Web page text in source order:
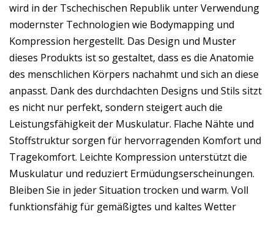
wird in der Tschechischen Republik unter Verwendung
modernster Technologien wie Bodymapping und
Kompression hergestellt. Das Design und Muster
dieses Produkts ist so gestaltet, dass es die Anatomie
des menschlichen Körpers nachahmt und sich an diese
anpasst. Dank des durchdachten Designs und Stils sitzt
es nicht nur perfekt, sondern steigert auch die
Leistungsfähigkeit der Muskulatur. Flache Nähte und
Stoffstruktur sorgen für hervorragenden Komfort und
Tragekomfort. Leichte Kompression unterstützt die
Muskulatur und reduziert Ermüdungserscheinungen.
Bleiben Sie in jeder Situation trocken und warm. Voll
funktionsfähig für gemäßigtes und kaltes Wetter